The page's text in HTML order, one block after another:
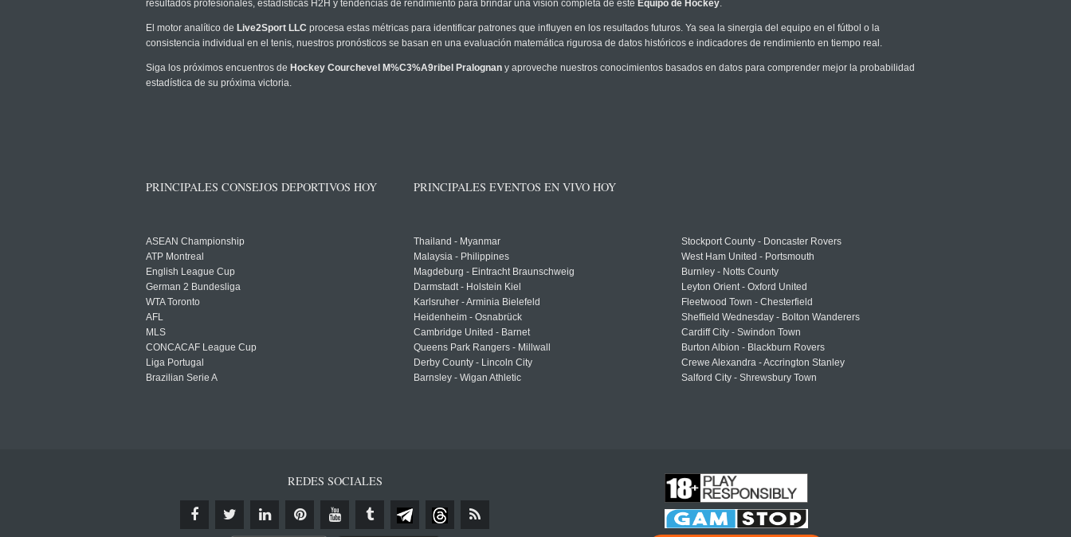
resultados profesionales, estadísticas H2H y tendencias de rendimiento para brindar una visión completa de este Equipo de Hockey.
El motor analítico de Live2Sport LLC procesa estas métricas para identificar patrones que influyen en los resultados futuros. Ya sea la sinergia del equipo en el fútbol o la
consistencia individual en el tenis, nuestros pronósticos se basan en una evaluación matemática rigurosa de datos históricos e indicadores de rendimiento en tiempo real.
Siga los próximos encuentros de Hockey Courchevel M%C3%A9ribel Pralognan y aproveche nuestros conocimientos basados en datos para comprender mejor la probabilidad
estadística de su próxima victoria.
PRINCIPALES CONSEJOS DEPORTIVOS HOY
ASEAN Championship
ATP Montreal
English League Cup
German 2 Bundesliga
WTA Toronto
AFL
MLS
CONCACAF League Cup
Liga Portugal
Brazilian Serie A
PRINCIPALES EVENTOS EN VIVO HOY
Thailand - Myanmar
Malaysia - Philippines
Magdeburg - Eintracht Braunschweig
Darmstadt - Holstein Kiel
Karlsruher - Arminia Bielefeld
Heidenheim - Osnabrück
Cambridge United - Barnet
Queens Park Rangers - Millwall
Derby County - Lincoln City
Barnsley - Wigan Athletic
Stockport County - Doncaster Rovers
West Ham United - Portsmouth
Burnley - Notts County
Leyton Orient - Oxford United
Fleetwood Town - Chesterfield
Sheffield Wednesday - Bolton Wanderers
Cardiff City - Swindon Town
Burton Albion - Blackburn Rovers
Crewe Alexandra - Accrington Stanley
Salford City - Shrewsbury Town
REDES SOCIALES